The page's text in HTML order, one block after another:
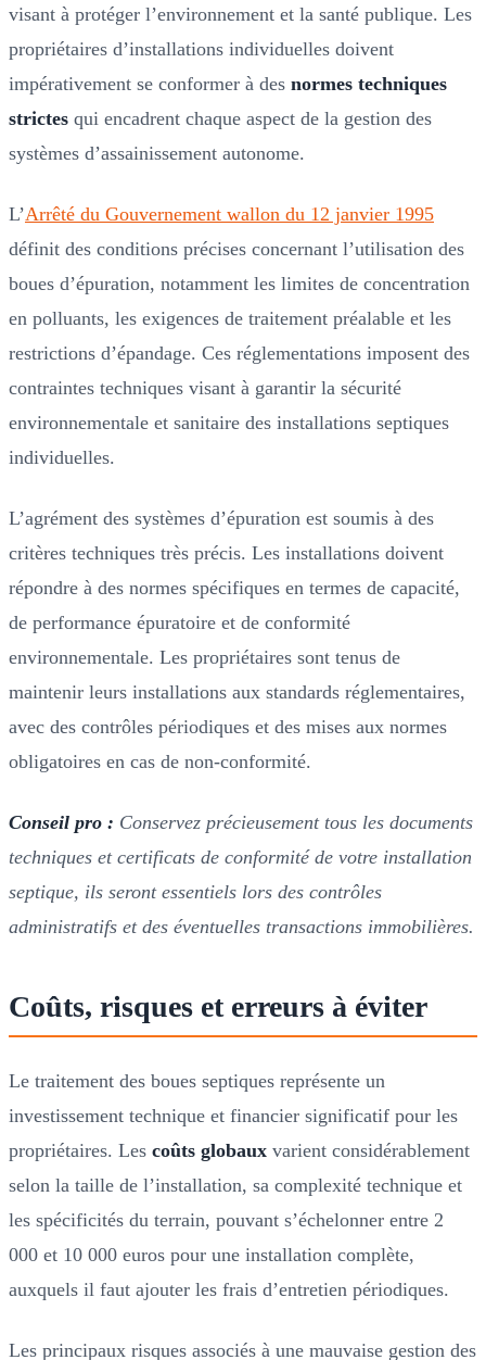
visant à protéger l’environnement et la santé publique. Les
propriétaires d’installations individuelles doivent
impérativement se conformer à des normes techniques
strictes qui encadrent chaque aspect de la gestion des
systèmes d’assainissement autonome.
L’Arrêté du Gouvernement wallon du 12 janvier 1995
définit des conditions précises concernant l’utilisation des
boues d’épuration, notamment les limites de concentration
en polluants, les exigences de traitement préalable et les
restrictions d’épandage. Ces réglementations imposent des
contraintes techniques visant à garantir la sécurité
environnementale et sanitaire des installations septiques
individuelles.
L’agrément des systèmes d’épuration est soumis à des
critères techniques très précis. Les installations doivent
répondre à des normes spécifiques en termes de capacité,
de performance épuratoire et de conformité
environnementale. Les propriétaires sont tenus de
maintenir leurs installations aux standards réglementaires,
avec des contrôles périodiques et des mises aux normes
obligatoires en cas de non-conformité.
Conseil pro : Conservez précieusement tous les documents
techniques et certificats de conformité de votre installation
septique, ils seront essentiels lors des contrôles
administratifs et des éventuelles transactions immobilières.
Coûts, risques et erreurs à éviter
Le traitement des boues septiques représente un
investissement technique et financier significatif pour les
propriétaires. Les coûts globaux varient considérablement
selon la taille de l’installation, sa complexité technique et
les spécificités du terrain, pouvant s’échelonner entre 2
000 et 10 000 euros pour une installation complète,
auxquels il faut ajouter les frais d’entretien périodiques.
Les principaux risques associés à une mauvaise gestion des